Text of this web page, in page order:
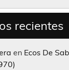
recientes
en Ecos De